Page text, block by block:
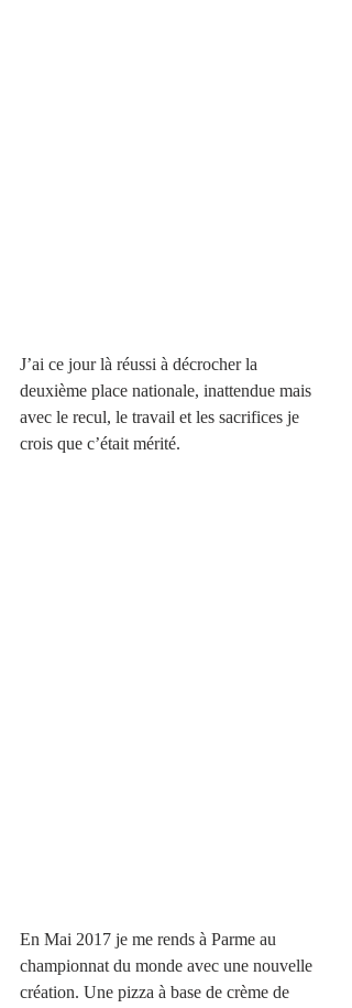
J’ai ce jour là réussi à décrocher la
deuxième place nationale, inattendue mais
avec le recul, le travail et les sacrifices je
crois que c’était mérité.
En Mai 2017 je me rends à Parme au
championnat du monde avec une nouvelle
création. Une pizza à base de crème de